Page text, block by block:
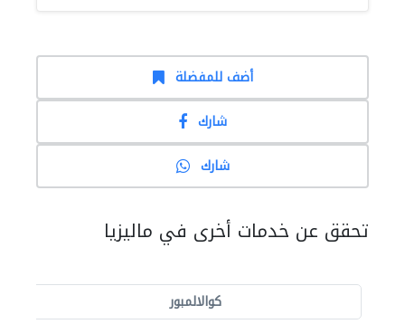
أضف للمفضلة
شارك
شارك
تحقق عن خدمات أخرى في ماليزيا
كوالالمبور